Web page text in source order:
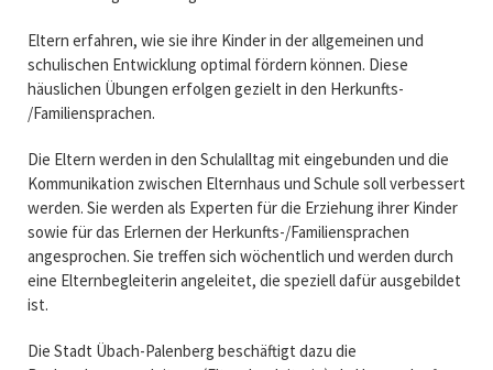
Eltern erfahren, wie sie ihre Kinder in der allgemeinen und
schulischen Entwicklung optimal fördern können. Diese
häuslichen Übungen erfolgen gezielt in den Herkunfts-
/Familiensprachen.
Die Eltern werden in den Schulalltag mit eingebunden und die
Kommunikation zwischen Elternhaus und Schule soll verbessert
werden. Sie werden als Experten für die Erziehung ihrer Kinder
sowie für das Erlernen der Herkunfts-/Familiensprachen
angesprochen. Sie treffen sich wöchentlich und werden durch
eine Elternbegleiterin angeleitet, die speziell dafür ausgebildet
ist.
Die Stadt Übach-Palenberg beschäftigt dazu die